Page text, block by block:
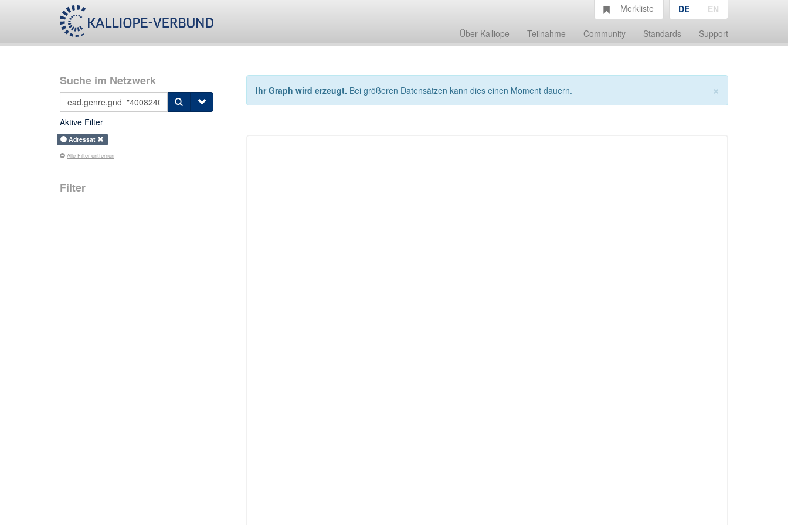
Über Kalliope Teilnahme Community Standards Support
Merkliste DE EN
Suche im Netzwerk
Aktive Filter
Adressat
Alle Filter entfernen
Filter
×
Ihr Graph wird erzeugt. Bei größeren Datensätzen kann dies einen Moment dauern.